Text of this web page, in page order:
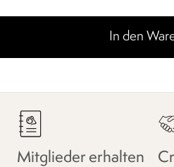
In den
Mitglieder erhalten